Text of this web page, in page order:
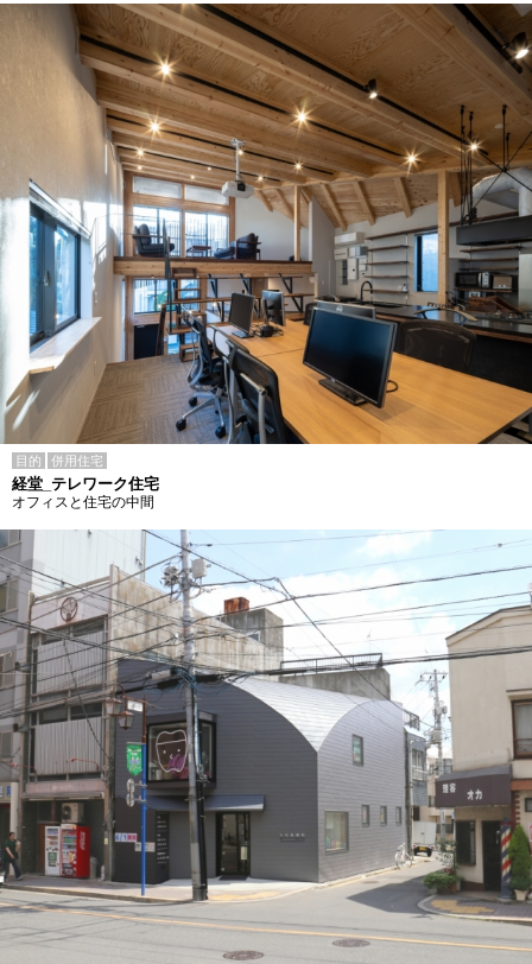
目的 併用住宅
経堂_テレワーク住宅
オフィスと住宅の中間